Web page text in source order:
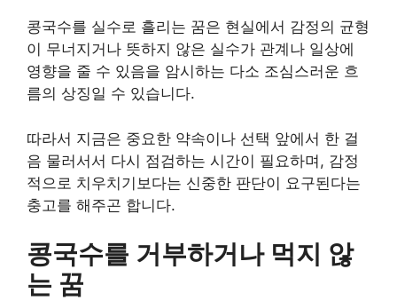
콩국수를 실수로 흘리는 꿈은 현실에서 감정의 균형
이 무너지거나 뜻하지 않은 실수가 관계나 일상에
영향을 줄 수 있음을 암시하는 다소 조심스러운 흐
름의 상징일 수 있습니다.
따라서 지금은 중요한 약속이나 선택 앞에서 한 걸
음 물러서서 다시 점검하는 시간이 필요하며, 감정
적으로 치우치기보다는 신중한 판단이 요구된다는
충고를 해주곤 합니다.
콩국수를 거부하거나 먹지 않
는 꿈